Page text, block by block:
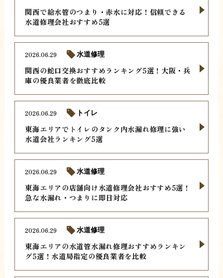
関西で給水管のつまり・赤水に対応！信頼できる
水道修理会社おすすめ5選
関西の蛇口交換おすすめランキング5選！大阪・兵
庫の優良業者を徹底比較
2026.06.29 水道修理
東海エリアでトイレのタンク内水漏れ修理に強い
水道会社ランキング5選
2026.06.29 トイレ
東海エリアの店舗向け水道修理会社おすすめ5選！
急な水漏れ・つまりに即日対応
2026.06.29 水道修理
東海エリアの水道管水漏れ修理おすすめランキン
グ5選！水道局指定の優良業者を比較
2026.06.29 水道修理